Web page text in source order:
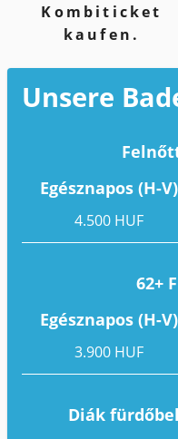
Kombiticket
kaufen.
Unsere
Egésznapos (H-V)
4.500 HUF
62+
Egésznapos (H-V)
3.900 HUF
Diák